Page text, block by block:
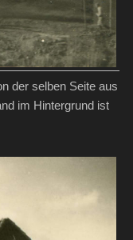
der selben Seite aus
im Hintergrund ist